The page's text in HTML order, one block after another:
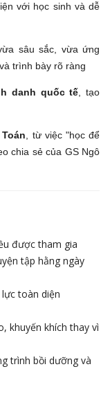
với học sinh và dễ
sâu sắc, vừa ứng
trình bày rõ ràng
danh quốc tế , tạo
, từ việc "học để
chia sẻ của GS Ngô
được tham gia
tập hằng ngày
toàn diện
khuyến khích thay vì
trình bồi dưỡng và